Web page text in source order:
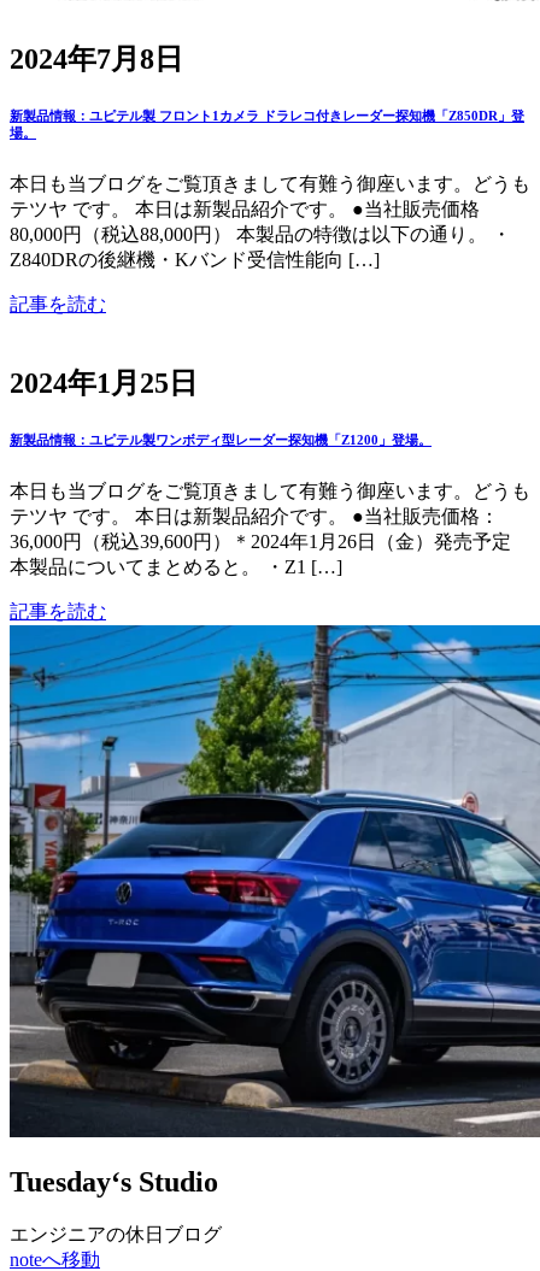
2024年7月8日
新製品情報：ユピテル製 フロント1カメラ ドラレコ付きレーダー探知機「Z850DR」登
場。
本日も当ブログをご覧頂きまして有難う御座います。どうも
テツヤ です。 本日は新製品紹介です。 ●当社販売価格
80,000円（税込88,000円） 本製品の特徴は以下の通り。 ・
Z840DRの後継機・Kバンド受信性能向 […]
記事を読む
2024年1月25日
新製品情報：ユピテル製ワンボディ型レーダー探知機「Z1200」登場。
本日も当ブログをご覧頂きまして有難う御座います。どうも
テツヤ です。 本日は新製品紹介です。 ●当社販売価格：
36,000円（税込39,600円）＊2024年1月26日（金）発売予定
本製品についてまとめると。 ・Z1 […]
記事を読む
Tuesday‘s Studio
エンジニアの休日ブログ
noteへ移動